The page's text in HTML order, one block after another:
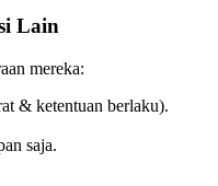
Lain
mereka:
& ketentuan berlaku).
saja.